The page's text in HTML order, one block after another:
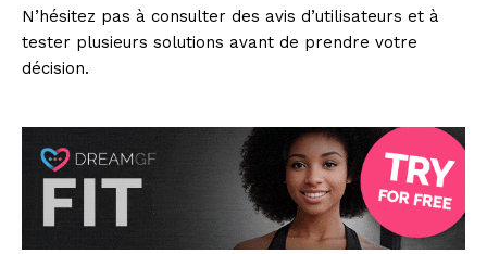
N’hésitez pas à consulter des avis d’utilisateurs et à
tester plusieurs solutions avant de prendre votre
décision.